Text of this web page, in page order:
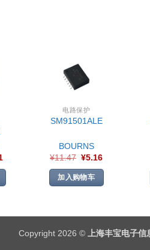
电路保护
SM91501ALE
BOURNS
¥11.47 ¥5.16
加入购物车
Copyright 2026 © 上海丰宝电子